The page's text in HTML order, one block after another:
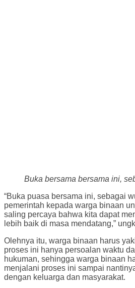
Buka bersama bersama ini,
“Buka puasa bersama ini, sebagai
pemerintah kepada warga binaan
saling percaya bahwa kita dapat
lebih baik di masa mendatang,”
Olehnya itu, warga binaan harus
proses ini hanya persoalan waktu
hukuman, sehingga warga binaan
menjalani proses ini sampai
dengan keluarga dan masyarakat.